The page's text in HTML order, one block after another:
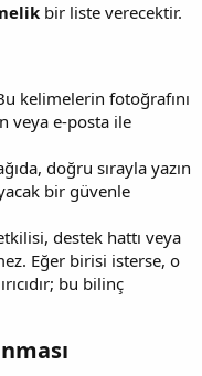
bir liste verecektir.
kelimelerin fotoğrafını
veya e-posta ile
doğru sırayla yazın
bir güvenle
destek hattı veya
Eğer birisi isterse, o
bu bilinç